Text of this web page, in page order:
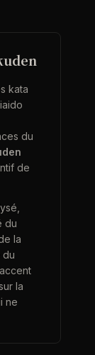
kata
du
de
du
la
du
la
ne